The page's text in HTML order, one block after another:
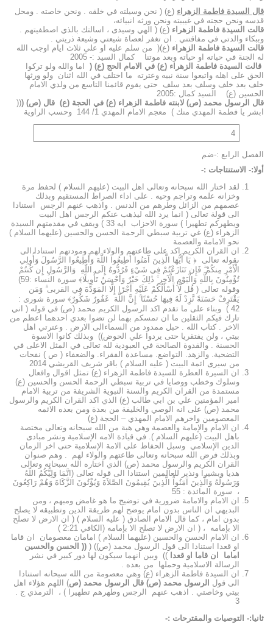
قال السيدة فاطمة الزهراء (ع) ( نحن وسيلته في خلقه . ونحن خاصته . ومحل
قدسه ونحن حجته في غيببته ونحن ورثه انبيائه،
قالت السيدة فاطمة الزهراء (ع) ( الهي وسيدى ، اسالتك بالذي اصطفيتهم .
وببكاء والدتي في مفاقتني . ان تغفر لعصاة شيعتي وشيعة ذريتي .
قالت السيدة فاطمة الزهراء (ع)( من سلم عليه او علي ثلاث ايام اوجب الله
له الجنة في حياته او حياته وبعد موتنا كمال السيد :- 2005
قالت السيدة فاطمة الزهراء (ع) في الامام الحج (ع) ( اما والله ولو تركوا
الحق على اهله واتبعوا سنة نبيه وعترته ما اختلف في الله اثنان ولو ورثها
خلف بعد خلف وسلف بعد سلف حتى يقوم قائمنا التاسع من ولدي الامام
الحسين (ع) السيد كمال :2005
قال الرسول محمد (ص) لابنته فاطمة الزهراء (ع) في الحجة (ع) قال (ص) (((
ابشر يا فطمة المهدي منك ) معجم الامام المهدي 1/ 144 وحسب الراوية
4
الفصل الرابع :-ضم
أولا:- الاستنتاجات :-
لقد اختار الله سبحانه وتعالى اهل البيت (عليهم السلام ) لحفظ مرة
وخزانه علمه وتراجم وحيه . على اداء الصراط المستقيم وبذلك
عصمهم من الزائل وطرهم من الدنس . واذهب عنهم الرجس استنادا
الى قولة تعالى ( انما يرد الله ليذهب عنكم الرجس اهل البيت
ويطهركم تطهيرا ) سورة الاحزاب ايه 33 ) ويقف في مقدمتهم السيدة
الزهراء (ع) غي تربية سبطي الرحمة الحسن والحسين (عليهما السلام )
نحو الامامة والعصمة
ان القران الكريم اكد على طاعتهم والولاء لهم ومودتهم استنادا الى
ىقوله تعالى ﴿ يَا أَيُّهَا الَّذِينَ آمَنُوا أَطِيعُوا اللَّهَ وَأَطِيعُوا الرَّسُولَ وَأُولِي
الْأَمْرِ مِنكُمْ ۖ فَإِن تَنَازَعْتُمْ فِي شَيْءٍ فَرُدُّوهُ إِلَى اللَّهِ وَالرَّسُولِ إِن كُنتُمْ
تُؤْمِنُونَ بِاللَّهِ وَالْيَوْمِ الْآخِرِ ۚ ذَٰلِكَ خَيْرٌ وَأَحْسَنُ تَأْوِيلًا﴾ سورة النساء :59)
وقوله تعالى ( قُل لَّا أَسْأَلُكُمْ عَلَيْهِ أَجْرًا إِلَّا الْمَوَدَّةَ فِي القربى ۗ وَمَن
يَقْتَرِفْ حَسَنَةً نَّزِدْ لَهُ فِيهَا حُسْنًا ۚ إِنَّ اللَّهَ غَفُورٌ شَكُورٌ﴾ سورة شورى :
42 ) وبناء على ما تقدم اكد الرسول الكريم محمد (ص) في قوله ( اني
تارك فيكم الثقلين ما ان تمسكم بهما لن تضوا بعدي احدهما اعظم من
الاخر . كتاب الله . حبل ممدود من السماءالى الارض . وعترتي اهل
بيتي ، ولن يفتقريا حتى يردوا علي الحوض)) وبذلك كانوا الاسوة
الحسنة . والقدوة الصالحة في العبودية لله تعالى في المثل الاعلى في
التضحية. والزهد. التواضع. مساعدة الفقراء. والضعفاء ( ص ) نفحات
من سيرى ائمة البيت ( عليه السلام ) باقر شريف القريشي 2014
ان السيرة العطرة للسيدة فاطمة الزهراء (ع) تمثل اقوال وافعال
وسلوك وخطب ووصايا في تربية سبطي الرحمة الحسن والحسين (ع)
مستمدة من القران الكريم والسنة النبوية الشريفة من تربية الامام
امير المؤمنين علي بن ابي طالب (ع) الذي اكد القران الكريم والرسول
محمد (ص) على انه الوصي والخليفة من بعدة ومن بعده الائمه
المعصومين واخرهم الامام المهدي – الحجة (ع)
ان الامام والإمامة والعصمة وهي هبة من الله سبحانه وتعالى مختصة
باهل البيت (عليهم السلام ). في قيادة الامه الإسلامية ونشر مبادى
الدين الإسلامي وسبل الحفاظ على الامة الإسلامية حتى اخر الزمان
وبذلك فرض الله سبحانه وتعالى طاعتهم والولاء لهم . وهم صنوان
القران الكريم والرسول محمد (ص) الذي اختاره الله سبحانه وتعالى
هديا وبشيرا ونذير للعالمين استنادا الى قوله تعالى (انَّمَا وَلِيُّكُمُ اللّهُ
وَرَسُولُهُ وَالَّذِينَ آمَنُواْ الَّذِينَ يُقِيمُونَ الصَّلاَةَ وَيُؤْتُونَ الزَّكَاةَ وَهُمْ رَاكِعُونَ
، سورة المائدة : 55
ان الامام والامامة ضرورية في توضيح ما هو غامض ومبهم ، ومن
البديهي ان الناس بدون امام يوضح لهم طريقة الدين وتطبيقه لا يصلح
بدون امام ، كما قال الامام الصادق ( عليه السلام ) ( ان الارض لا تصلح
الا بإمامه ، ( ان الارض لا تصلح الا بإمامه (الكافي 2:21 )
ان الامام الحسن والحسين (عليهما السلام ) امامان معصومان ان قاما
او قعدا استنادا الى قول الرسول محمد (ص)) ( (( الحسن والحسين
اماما ان قاما او قعدا )) وبين انهما سيكون لها دور كبير في نشر
الرسالة الاسلامية وحملها من بعده .
ان السيدة فاطمة الزهراء (ع) وهي معصومة من الله سبحانه استنادا
الى قول الرسول محمد (ص) قال الرسول محمد (ص) اللهم هؤلاء اهل
بيتي وخاصتي . اذهب عنهم الرجس وطهرهم تطهيرا ) ،
الترمذي ج .
3
ثانيا:- التوصيات والمقترحات :-